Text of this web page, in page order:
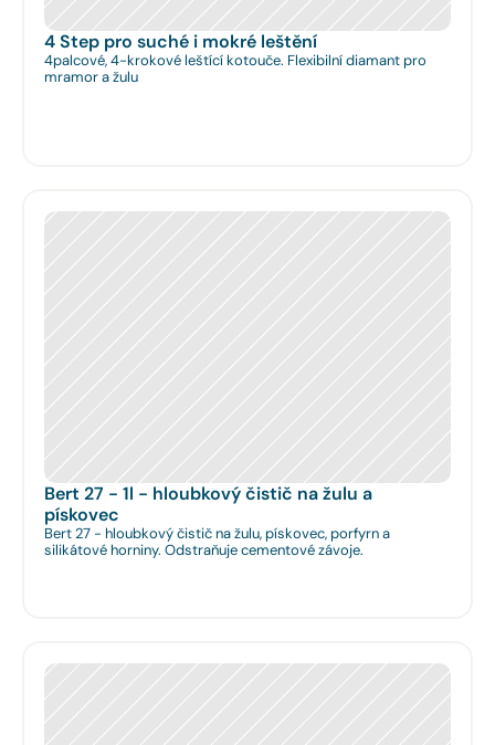
4 Step pro suché i mokré leštění
4palcové, 4-krokové leštící kotouče. Flexibilní diamant pro
mramor a žulu
Bert 27 - 1l - hloubkový čistič na žulu a
pískovec
Bert 27 - hloubkový čistič na žulu, pískovec, porfyrn a
silikátové horniny. Odstraňuje cementové závoje.